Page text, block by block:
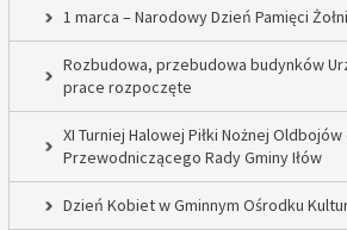
1 marca – Narodowy Dzień Pamięci
Rozbudowa, przebudowa budynków
prace rozpoczęte
XI Turniej Halowej Piłki Nożnej
Przewodniczącego Rady Gminy Iłów
Dzień Kobiet w Gminnym Ośrodku